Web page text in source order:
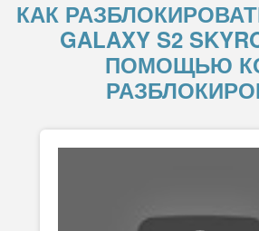
КАК
GALAXY S2
ПОМОЩЬЮ